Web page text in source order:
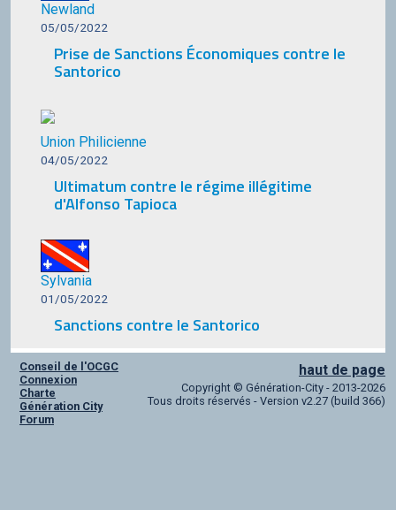
Newland
05/05/2022
Prise de Sanctions Économiques contre le
Santorico
Union Philicienne
04/05/2022
Ultimatum contre le régime illégitime
d'Alfonso Tapioca
Sylvania
01/05/2022
Sanctions contre le Santorico
haut de page
Conseil de l'OCGC
Connexion
Charte
Génération City
Forum
Copyright © Génération-City - 2013-2026
Tous droits réservés - Version v2.27 (build 366)